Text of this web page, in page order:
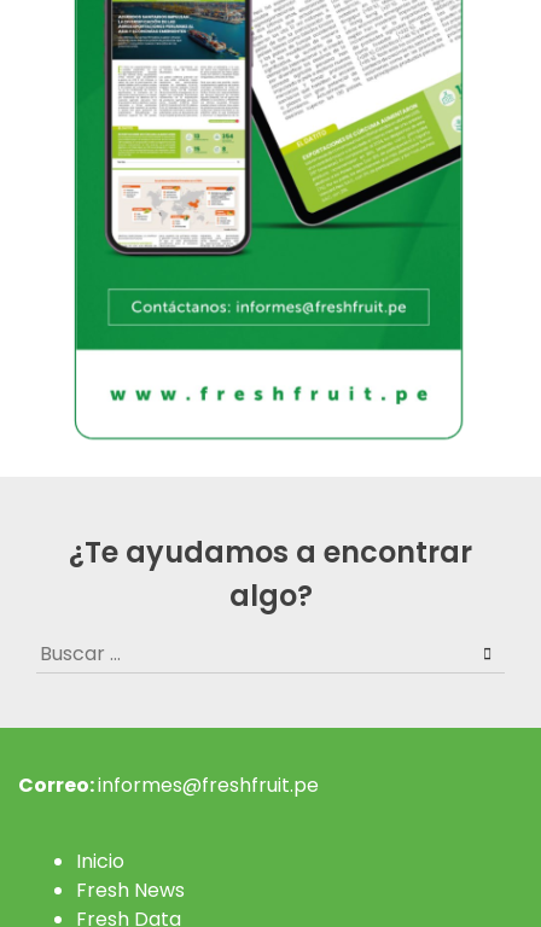
¿Te ayudamos a encontrar
algo?
Buscar:
Correo:informes@freshfruit.pe
Inicio
Fresh News
Fresh Data